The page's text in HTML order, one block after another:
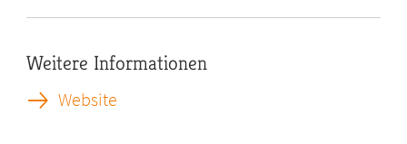
Weitere Informationen
Website